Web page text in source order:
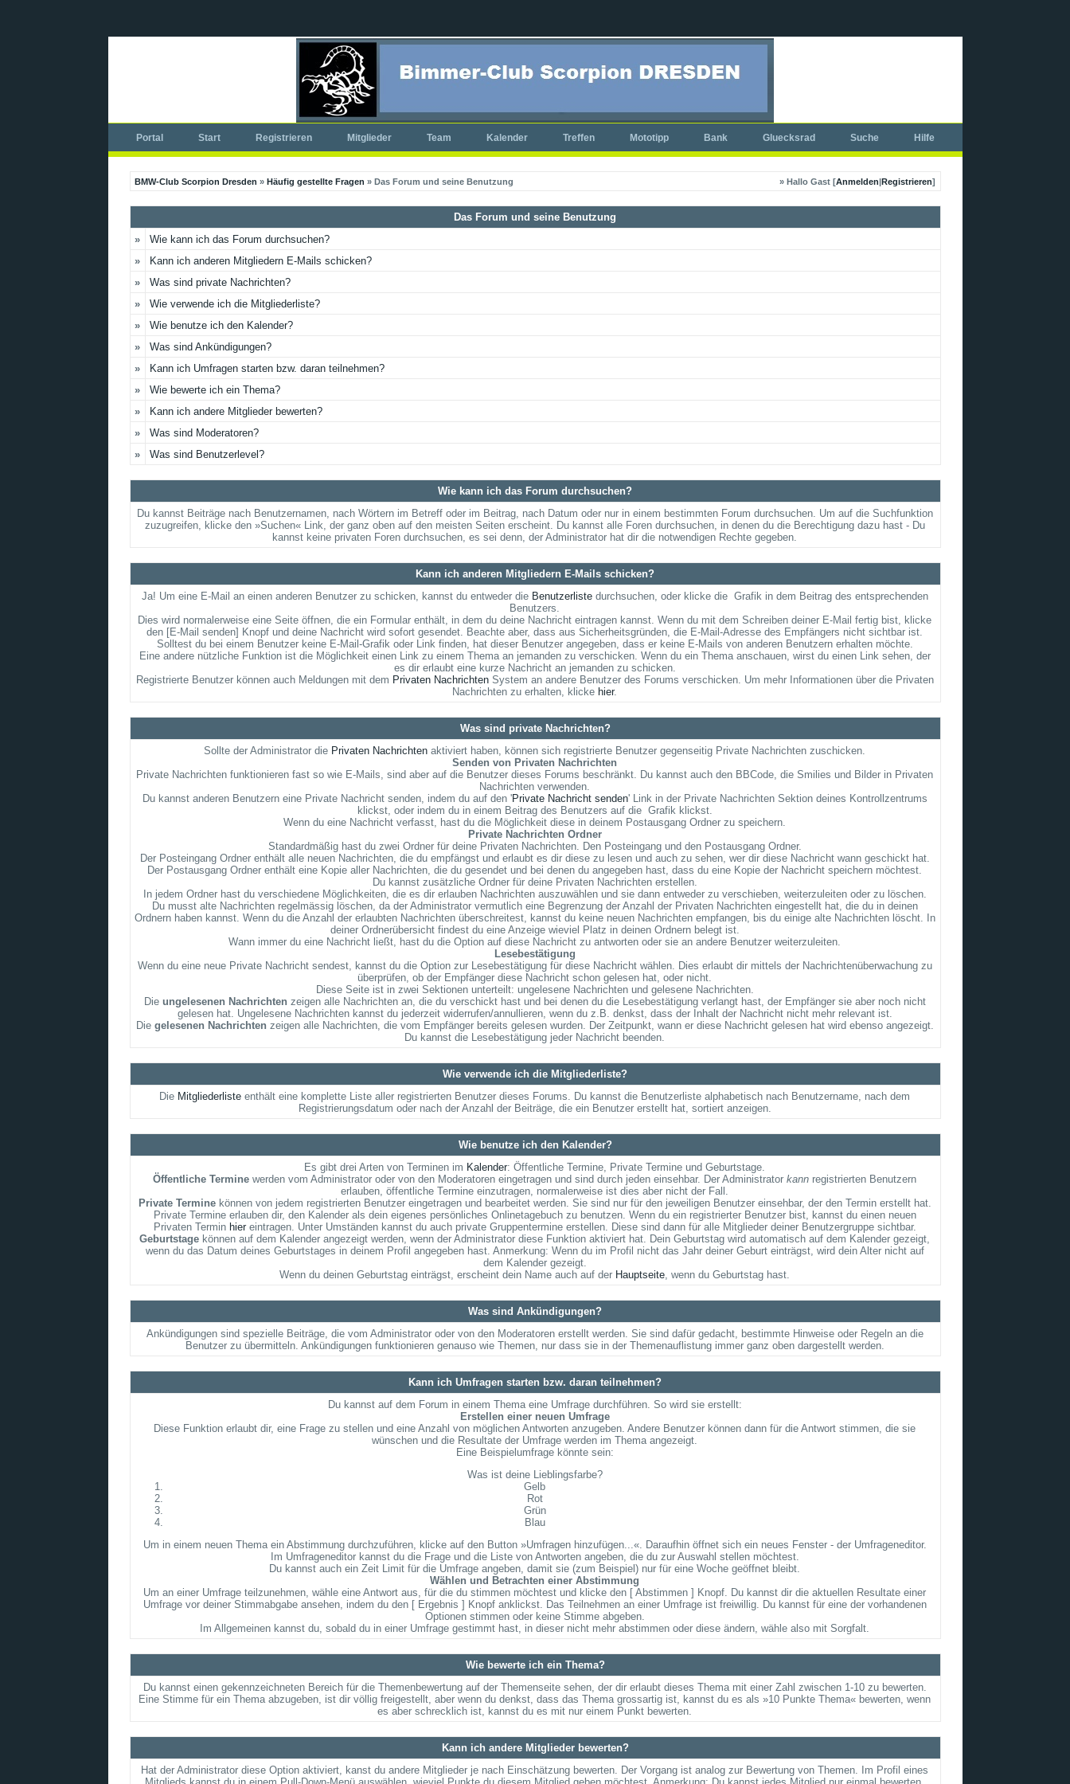
Portal Start Registrieren Mitglieder Team Kalender Treffen Mototipp Bank Gluecksrad Suche Hilfe
BMW-Club Scorpion Dresden » Häufig gestellte Fragen » Das Forum und seine Benutzung » Hallo Gast [Anmelden|Registrieren]
Das Forum und seine Benutzung
»
Wie kann ich das Forum durchsuchen?
»
Kann ich anderen Mitgliedern E-Mails schicken?
»
Was sind private Nachrichten?
»
Wie verwende ich die Mitgliederliste?
»
Wie benutze ich den Kalender?
»
Was sind Ankündigungen?
»
Kann ich Umfragen starten bzw. daran teilnehmen?
»
Wie bewerte ich ein Thema?
»
Kann ich andere Mitglieder bewerten?
»
Was sind Moderatoren?
»
Was sind Benutzerlevel?
Wie kann ich das Forum durchsuchen?
Du kannst Beiträge nach Benutzernamen, nach Wörtern im Betreff oder im Beitrag, nach Datum oder nur in einem bestimmten Forum durchsuchen. Um auf die Suchfunktion
zuzugreifen, klicke den »Suchen« Link, der ganz oben auf den meisten Seiten erscheint. Du kannst alle Foren durchsuchen, in denen du die Berechtigung dazu hast - Du
kannst keine privaten Foren durchsuchen, es sei denn, der Administrator hat dir die notwendigen Rechte gegeben.
Kann ich anderen Mitgliedern E-Mails schicken?
Ja! Um eine E-Mail an einen anderen Benutzer zu schicken, kannst du entweder die Benutzerlistedurchsuchen, oder klicke die Grafik in dem Beitrag des entsprechenden
Benutzers.
Dies wird normalerweise eine Seite öffnen, die ein Formular enthält, in dem du deine Nachricht eintragen kannst. Wenn du mit dem Schreiben deiner E-Mail fertig bist, klicke
den [E-Mail senden] Knopf und deine Nachricht wird sofort gesendet. Beachte aber, dass aus Sicherheitsgründen, die E-Mail-Adresse des Empfängers nicht sichtbar ist.
Solltest du bei einem Benutzer keine E-Mail-Grafik oder Link finden, hat dieser Benutzer angegeben, dass er keine E-Mails von anderen Benutzern erhalten möchte.
Eine andere nützliche Funktion ist die Möglichkeit einen Link zu einem Thema an jemanden zu verschicken. Wenn du ein Thema anschauen, wirst du einen Link sehen, der
es dir erlaubt eine kurze Nachricht an jemanden zu schicken.
Registrierte Benutzer können auch Meldungen mit dem Privaten NachrichtenSystem an andere Benutzer des Forums verschicken. Um mehr Informationen über die Privaten
Nachrichten zu erhalten, klicke hier.
Was sind private Nachrichten?
Sollte der Administrator die Privaten Nachrichten aktiviert haben, können sich registrierte Benutzer gegenseitig Private Nachrichten zuschicken.
Senden von Privaten Nachrichten
Private Nachrichten funktionieren fast so wie E-Mails, sind aber auf die Benutzer dieses Forums beschränkt. Du kannst auch den BBCode, die Smilies und Bilder in Privaten
Nachrichten verwenden.
Du kannst anderen Benutzern eine Private Nachricht senden, indem du auf den 'Private Nachricht senden' Link in der Private Nachrichten Sektion deines Kontrollzentrums
klickst, oder indem du in einem Beitrag des Benutzers auf die Grafik klickst.
Wenn du eine Nachricht verfasst, hast du die Möglichkeit diese in deinem Postausgang Ordner zu speichern.
Private Nachrichten Ordner
Standardmäßig hast du zwei Ordner für deine Privaten Nachrichten. Den Posteingang und den Postausgang Ordner.
Der Posteingang Ordner enthält alle neuen Nachrichten, die du empfängst und erlaubt es dir diese zu lesen und auch zu sehen, wer dir diese Nachricht wann geschickt hat.
Der Postausgang Ordner enthält eine Kopie aller Nachrichten, die du gesendet und bei denen du angegeben hast, dass du eine Kopie der Nachricht speichern möchtest.
Du kannst zusätzliche Ordner für deine Privaten Nachrichten erstellen.
In jedem Ordner hast du verschiedene Möglichkeiten, die es dir erlauben Nachrichten auszuwählen und sie dann entweder zu verschieben, weiterzuleiten oder zu löschen.
Du musst alte Nachrichten regelmässig löschen, da der Administrator vermutlich eine Begrenzung der Anzahl der Privaten Nachrichten eingestellt hat, die du in deinen
Ordnern haben kannst. Wenn du die Anzahl der erlaubten Nachrichten überschreitest, kannst du keine neuen Nachrichten empfangen, bis du einige alte Nachrichten löscht. In
deiner Ordnerübersicht findest du eine Anzeige wieviel Platz in deinen Ordnern belegt ist.
Wann immer du eine Nachricht ließt, hast du die Option auf diese Nachricht zu antworten oder sie an andere Benutzer weiterzuleiten.
Lesebestätigung
Wenn du eine neue Private Nachricht sendest, kannst du die Option zur Lesebestätigung für diese Nachricht wählen. Dies erlaubt dir mittels der Nachrichtenüberwachung zu
überprüfen, ob der Empfänger diese Nachricht schon gelesen hat, oder nicht.
Diese Seite ist in zwei Sektionen unterteilt: ungelesene Nachrichten und gelesene Nachrichten.
Die ungelesenen Nachrichten zeigen alle Nachrichten an, die du verschickt hast und bei denen du die Lesebestätigung verlangt hast, der Empfänger sie aber noch nicht
gelesen hat. Ungelesene Nachrichten kannst du jederzeit widerrufen/annullieren, wenn du z.B. denkst, dass der Inhalt der Nachricht nicht mehr relevant ist.
Die gelesenen Nachrichten zeigen alle Nachrichten, die vom Empfänger bereits gelesen wurden. Der Zeitpunkt, wann er diese Nachricht gelesen hat wird ebenso angezeigt.
Du kannst die Lesebestätigung jeder Nachricht beenden.
Wie verwende ich die Mitgliederliste?
Die Mitgliederliste enthält eine komplette Liste aller registrierten Benutzer dieses Forums. Du kannst die Benutzerliste alphabetisch nach Benutzername, nach dem
Registrierungsdatum oder nach der Anzahl der Beiträge, die ein Benutzer erstellt hat, sortiert anzeigen.
Wie benutze ich den Kalender?
Es gibt drei Arten von Terminen im Kalender: Öffentliche Termine, Private Termine und Geburtstage.
Öffentliche Termine werden vom Administrator oder von den Moderatoren eingetragen und sind durch jeden einsehbar. Der Administrator kann registrierten Benutzern
erlauben, öffentliche Termine einzutragen, normalerweise ist dies aber nicht der Fall.
Private Terminekönnen von jedem registrierten Benutzer eingetragen und bearbeitet werden. Sie sind nur für den jeweiligen Benutzer einsehbar, der den Termin erstellt hat.
Private Termine erlauben dir, den Kalender als dein eigenes persönliches Onlinetagebuch zu benutzen. Wenn du ein registrierter Benutzer bist, kannst du einen neuen
Privaten Termin hiereintragen. Unter Umständen kannst du auch private Gruppentermine erstellen. Diese sind dann für alle Mitglieder deiner Benutzergruppe sichtbar.
Geburtstage können auf dem Kalender angezeigt werden, wenn der Administrator diese Funktion aktiviert hat. Dein Geburtstag wird automatisch auf dem Kalender gezeigt,
wenn du das Datum deines Geburtstages in deinem Profil angegeben hast. Anmerkung: Wenn du im Profil nicht das Jahr deiner Geburt einträgst, wird dein Alter nicht auf
dem Kalender gezeigt.
Wenn du deinen Geburtstag einträgst, erscheint dein Name auch auf der Hauptseite, wenn du Geburtstag hast.
Was sind Ankündigungen?
Ankündigungen sind spezielle Beiträge, die vom Administrator oder von den Moderatoren erstellt werden. Sie sind dafür gedacht, bestimmte Hinweise oder Regeln an die
Benutzer zu übermitteln. Ankündigungen funktionieren genauso wie Themen, nur dass sie in der Themenauflistung immer ganz oben dargestellt werden.
Kann ich Umfragen starten bzw. daran teilnehmen?
Du kannst auf dem Forum in einem Thema eine Umfrage durchführen. So wird sie erstellt:
Erstellen einer neuen Umfrage
Diese Funktion erlaubt dir, eine Frage zu stellen und eine Anzahl von möglichen Antworten anzugeben. Andere Benutzer können dann für die Antwort stimmen, die sie
wünschen und die Resultate der Umfrage werden im Thema angezeigt.
Eine Beispielumfrage könnte sein:
Was ist deine Lieblingsfarbe?
Gelb
Rot
Grün
Blau
Um in einem neuen Thema ein Abstimmung durchzuführen, klicke auf den Button »Umfragen hinzufügen...«. Daraufhin öffnet sich ein neues Fenster - der Umfrageneditor.
Im Umfrageneditor kannst du die Frage und die Liste von Antworten angeben, die du zur Auswahl stellen möchtest.
Du kannst auch ein Zeit Limit für die Umfrage angeben, damit sie (zum Beispiel) nur für eine Woche geöffnet bleibt.
Wählen und Betrachten einer Abstimmung
Um an einer Umfrage teilzunehmen, wähle eine Antwort aus, für die du stimmen möchtest und klicke den [ Abstimmen ] Knopf. Du kannst dir die aktuellen Resultate einer
Umfrage vor deiner Stimmabgabe ansehen, indem du den [ Ergebnis ] Knopf anklickst. Das Teilnehmen an einer Umfrage ist freiwillig. Du kannst für eine der vorhandenen
Optionen stimmen oder keine Stimme abgeben.
Im Allgemeinen kannst du, sobald du in einer Umfrage gestimmt hast, in dieser nicht mehr abstimmen oder diese ändern, wähle also mit Sorgfalt.
Wie bewerte ich ein Thema?
Du kannst einen gekennzeichneten Bereich für die Themenbewertung auf der Themenseite sehen, der dir erlaubt dieses Thema mit einer Zahl zwischen 1-10 zu bewerten.
Eine Stimme für ein Thema abzugeben, ist dir völlig freigestellt, aber wenn du denkst, dass das Thema grossartig ist, kannst du es als »10 Punkte Thema« bewerten, wenn
es aber schrecklich ist, kannst du es mit nur einem Punkt bewerten.
Kann ich andere Mitglieder bewerten?
Hat der Administrator diese Option aktiviert, kanst du andere Mitglieder je nach Einschätzung bewerten. Der Vorgang ist analog zur Bewertung von Themen. Im Profil eines